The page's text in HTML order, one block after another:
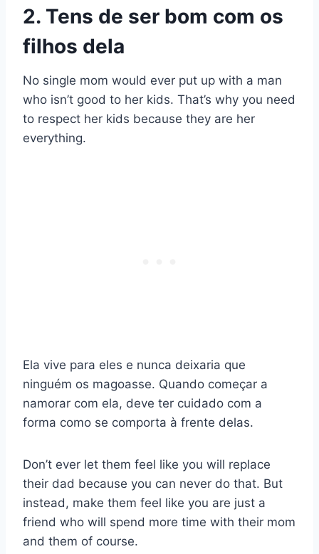
2. Tens de ser bom com os
filhos dela
No single mom would ever put up with a man
who isn’t good to her kids. That’s why you need
to respect her kids because they are her
everything.
Ela vive para eles e nunca deixaria que
ninguém os magoasse. Quando começar a
namorar com ela, deve ter cuidado com a
forma como se comporta à frente delas.
Don’t ever let them feel like you will replace
their dad because you can never do that. But
instead, make them feel like you are just a
friend who will spend more time with their mom
and them of course.